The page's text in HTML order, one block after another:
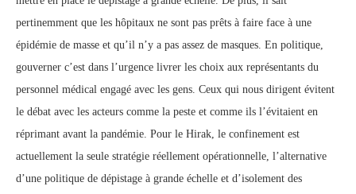
pertinemment que les hôpitaux ne sont pas prêts à faire face à une
épidémie de masse et qu’il n’y a pas assez de masques. En politique,
gouverner c’est dans l’urgence livrer les choix aux représentants du
personnel médical engagé avec les gens. Ceux qui nous dirigent évitent
le débat avec les acteurs comme la peste et comme ils l’évitaient en
réprimant avant la pandémie. Pour le Hirak, le confinement est
actuellement la seule stratégie réellement opérationnelle, l’alternative
d’une politique de dépistage à grande échelle et d’isolement des